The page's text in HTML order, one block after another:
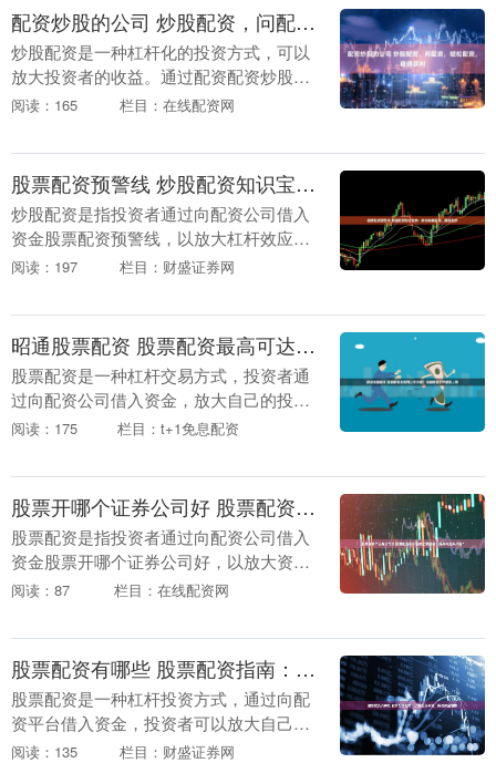
配资炒股的公司 炒股配资，问配资，轻松配资，稳健获利
炒股配资是一种杠杆化的投资方式，可以
放大投资者的收益。通过配资配资炒股的
公司，投资者可以借用资金进行股票交
监管合规：*....
阅读：165 栏目：在线配资网
股票配资预警线 炒股配资知识宝典：助你纵横股海，稳操胜券
炒股配资是指投资者通过向配资公司借入
资金股票配资预警线，以放大杠杆效应，
提高投资收益的一种方式。掌握炒股配资
中纵横捭阖至关重....
阅读：197 栏目：财盛证券网
昭通股票配资 股票配资最高可达多少倍？揭秘配资杠杆倍数上限
股票配资是一种杠杆交易方式，投资者通
过向配资公司借入资金，放大自己的投资
资金，从而提高收益率。那么，股票配资
素。它表示投资....
阅读：175 栏目：t+1免息配资
股票开哪个证券公司好 股票配资杠杆倍数上限揭晓：最高可达多少倍？
股票配资是指投资者通过向配资公司借入
资金股票开哪个证券公司好，以放大资金
规模进行股票投资的行为。杠杆倍数是配
例。 作为一家专....
阅读：87 栏目：在线配资网
股票配资有哪些 股票配资指南：了解配资平台，实现财富增值
股票配资是一种杠杆投资方式，通过向配
资平台借入资金，投资者可以放大自己的
资金量，从而提高投资收益。然而，配资
阅读：135 栏目：财盛证券网